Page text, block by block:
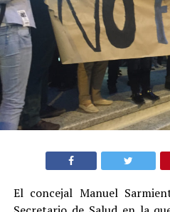
El concejal Manuel